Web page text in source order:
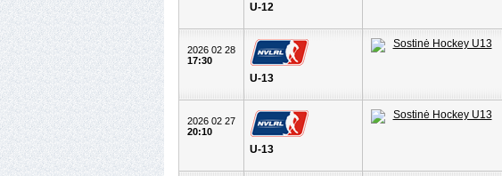
U-12
2026 02 28
17:30
U-13
2026 02 27
20:10
U-13